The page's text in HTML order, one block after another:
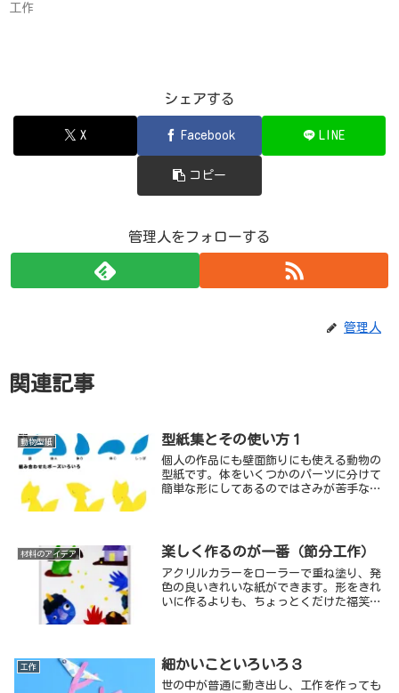
工作
シェアする
X Facebook LINE
コピー
管理人をフォローする
管理人
関連記事
動物型紙 型紙集とその使い方１
個人の作品にも壁面飾りにも使える動物の
型紙です。体をいくつかのパーツに分けて
簡単な形にしてあるのではさみが苦手な人
材料のアイデア 楽しく作るのが一番（節分工作）
アクリルカラーをローラーで重ね塗り、発
色の良いきれいな紙ができます。形をきれ
いに作るよりも、ちょっとくだけた福笑い
します。
工作 細かいこといろいろ３
世の中が普通に動き出し、工作を作っても